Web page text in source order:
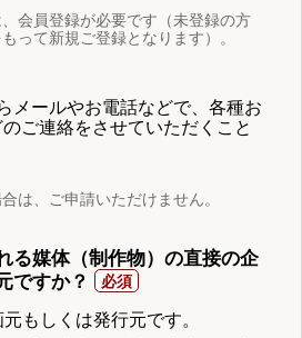
会員登録が必要です（未登録の方
って新規ご登録となります）。
メールやお電話などで、各種お
ご連絡をさせていただくこと
は、ご申請いただけません。
る媒体（制作物）の直接の企
ですか？
もしくは発行元です。